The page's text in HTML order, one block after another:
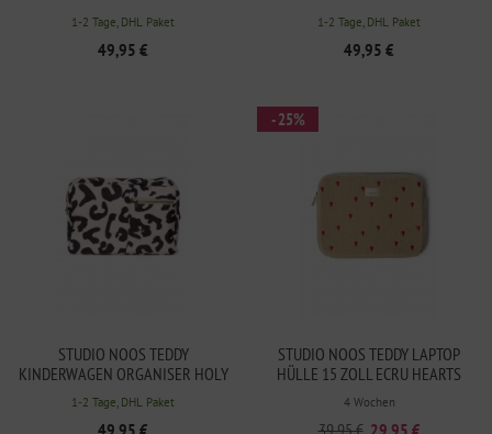
BROWN
1-2 Tage, DHL Paket
49,95 €
1-2 Tage, DHL Paket
49,95 €
STUDIO NOOS TEDDY
KINDERWAGEN ORGANISER HOLY
COW
1-2 Tage, DHL Paket
49,95 €
STUDIO NOOS TEDDY LAPTOP
HÜLLE 15 ZOLL ECRU HEARTS
4 Wochen
39,95 € 29,95 €
- 25%